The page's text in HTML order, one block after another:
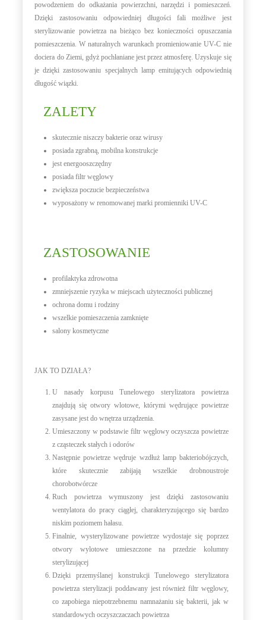
powodzeniem do odkażania powierzchni, narzędzi i pomieszczeń.
Dzięki zastosowaniu odpowiedniej długości fali możliwe jest
sterylizowanie powietrza na bieżącobez konieczności opuszczania
pomieszczenia. W naturalnych warunkach promieniowanie UV-C nie
dociera do Ziemi, gdyż pochłaniane jest przez atmosferę. Uzyskuje się
je dzięki zastosowaniu specjalnych lamp emitujących odpowiednią
długość wiązki.
ZALETY
skutecznie niszczy bakterie oraz wirusy
posiada zgrabną, mobilna konstrukcje
jest energooszczędny
posiada filtr węglowy
zwiększa poczucie bezpieczeństwa
wyposażony w renomowanej marki promienniki UV-C
ZASTOSOWANIE
profilaktyka zdrowotna
zmniejszenie ryzyka w miejscach użyteczności publicznej
ochrona domu i rodziny
wszelkie pomieszczenia zamknięte
salony kosmetyczne
JAK TO DZIAŁA?
U nasady korpusu Tunelowego sterylizatora powietrza
znajdują się otwory wlotowe, którymi wędrujące powietrze
zasysane jest do wnętrza urządzenia.
Umieszczony w podstawie filtr węglowy oczyszcza powietrze
z cząsteczek stałych i odorów
Następnie powietrze wędruje wzdłuż lamp bakteriobójczych,
które skutecznie zabijają wszelkie drobnoustroje
chorobotwórcze
Ruch powietrza wymuszony jest dzięki zastosowaniu
wentylatora do pracy ciągłej, charakteryzującego się bardzo
niskim poziomem hałasu.
Finalnie, wysterylizowane powietrze wydostaje się poprzez
otwory wylotowe umieszczone na przedzie kolumny
sterylizującej
Dzięki przemyślanej konstrukcji Tunelowego sterylizatora
powietrza sterylizacji poddawany jest również filtr węglowy,
co zapobiega niepotrzebnemu namnażaniu się bakterii, jak w
standardowych oczyszczaczach powietrza